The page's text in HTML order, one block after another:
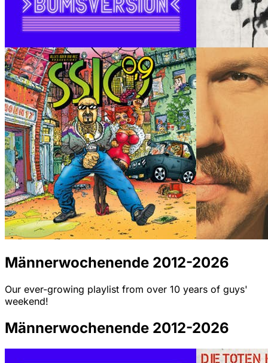
Männerwochenende 2012-2026
Our ever-growing playlist from over 10 years of guys'
weekend!
Männerwochenende 2012-2026